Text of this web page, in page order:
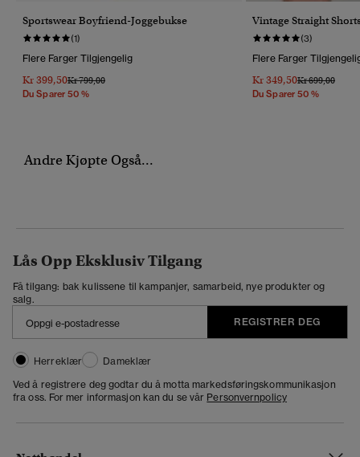
Sportswear Boyfriend-Joggebukse
(1)
Flere Farger Tilgjengelig
Kr 399,50Pris Nedsatt Fra
Kr 799,00Til
Du Sparer 50 %
Vintage Straight
(3)
Flere Farger
Kr 349,50Pris Nedsatt
Kr 699,00Til
Du Sparer 50 %
Andre Kjøpte Også...
Lås Opp Eksklusiv Tilgang
Få tilgang: bak kulissene til kampanjer, samarbeid, nye produkter og
salg.
REGISTRER DEG
Herreklær
Dameklær
Ved å registrere deg godtar du å motta markedsføringskommunikasjon
fra oss. For mer informasjon kan du se vår Personvernpolicy